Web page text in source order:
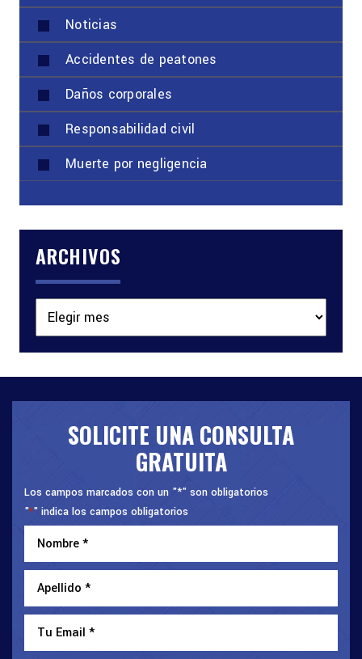
Noticias
Accidentes de peatones
Daños corporales
Responsabilidad civil
Muerte por negligencia
ARCHIVOS
SOLICITE UNA CONSULTA
GRATUITA
Los campos marcados con un "*" son obligatorios
"*" indica los campos obligatorios